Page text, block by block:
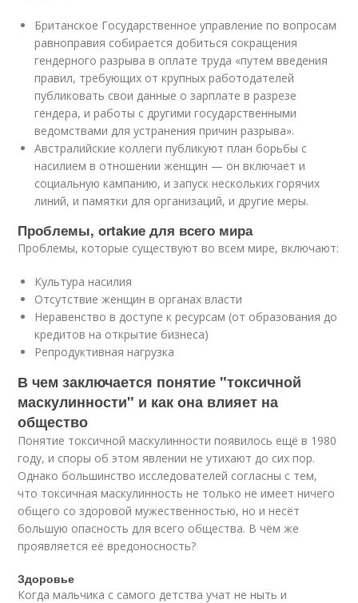
Британское Государственное управление по вопросам
равноправия собирается добиться сокращения
гендерного разрыва в оплате труда «путем введения
правил, требующих от крупных работодателей
публиковать свои данные о зарплате в разрезе
гендера, и работы с другими государственными
ведомствами для устранения причин разрыва».
Австралийские коллеги публикуют план борьбы с
насилием в отношении женщин — он включает и
социальную кампанию, и запуск нескольких горячих
линий, и памятки для организаций, и другие меры.
Проблемы, ortakие для всего мира
Проблемы, которые существуют во всем мире, включают:
Культура насилия
Отсутствие женщин в органах власти
Неравенство в доступе к ресурсам (от образования до
кредитов на открытие бизнеса)
Репродуктивная нагрузка
В чем заключается понятие "токсичной
маскулинности" и как она влияет на
общество
Понятие токсичной маскулинности появилось ещё в 1980
году, и споры об этом явлении не утихают до сих пор.
Однако большинство исследователей согласны с тем,
что токсичная маскулинность не только не имеет ничего
общего со здоровой мужественностью, но и несёт
большую опасность для всего общества. В чём же
проявляется её вредоносность?
Здоровье
Когда мальчика с самого детства учат не ныть и